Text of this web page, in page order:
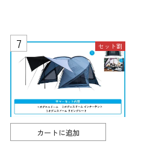
セット割
カートに追加